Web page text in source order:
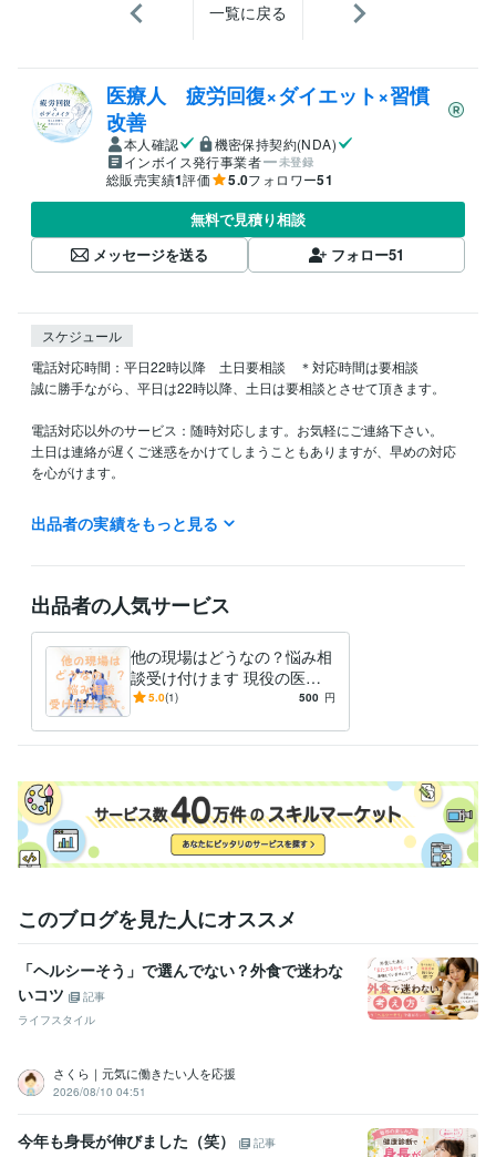
一覧に戻る
医療人 疲労回復×ダイエット×習慣
改善
本人確認
機密保持契約(NDA)
インボイス発行事業者
未登録
総販売実績1評価 5.0フォロワー51
無料で見積り相談
メッセージを送る
フォロー51
スケジュール
電話対応時間：平日22時以降　土日要相談　＊対応時間は要相談
誠に勝手ながら、平日は22時以降、土日は要相談とさせて頂きます。
電話対応以外のサービス：随時対応します。お気軽にご連絡下さい。
土日は連絡が遅くご迷惑をかけてしまうこともありますが、早めの対応
を心がけます。
ご不便をおかけしますが、何卒よろしくお願い致します。
臨床検査技師 取得年 : 2003年
緊急検査士 取得年 : 2018年
得意分野
悩み相談・カウンセリング 無理しない健康習慣づくり
医療職 悩み ご相談
出品者の実績をもっと見る
出品者の人気サービス
他の現場はどうなの？悩み相
談受け付けます 現役の医療
従事者がサポートします
5.0(1) 500 円
このブログを見た人にオススメ
「ヘルシーそう」で選んでない？外食で迷わな
いコツ
記事
ライフスタイル
さくら｜元気に働きたい人を応援
2026/08/10 04:51
今年も身長が伸びました（笑）
記事